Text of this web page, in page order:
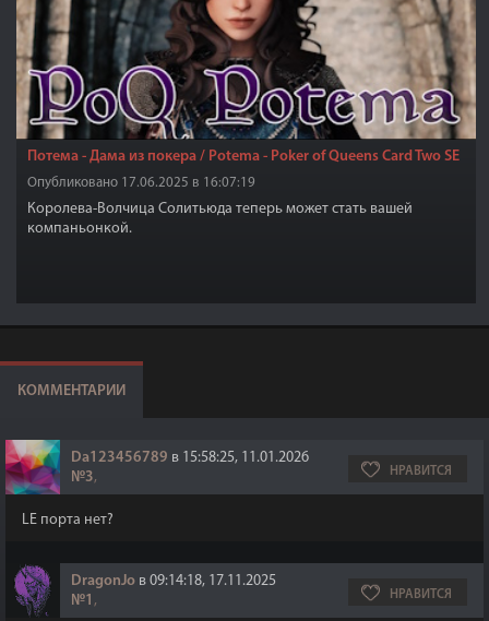
Потема - Дама из покера / Potema - Poker of Queens Card Two SE
Опубликовано 17.06.2025 в 16:07:19
Королева-Волчица Солитьюда теперь может стать вашей
компаньонкой.
КОММЕНТАРИИ
Da123456789 в 15:58:25, 11.01.2026
№3, НРАВИТСЯ
LE порта нет?
DragonJo в 09:14:18, 17.11.2025
№1 , НРАВИТСЯ